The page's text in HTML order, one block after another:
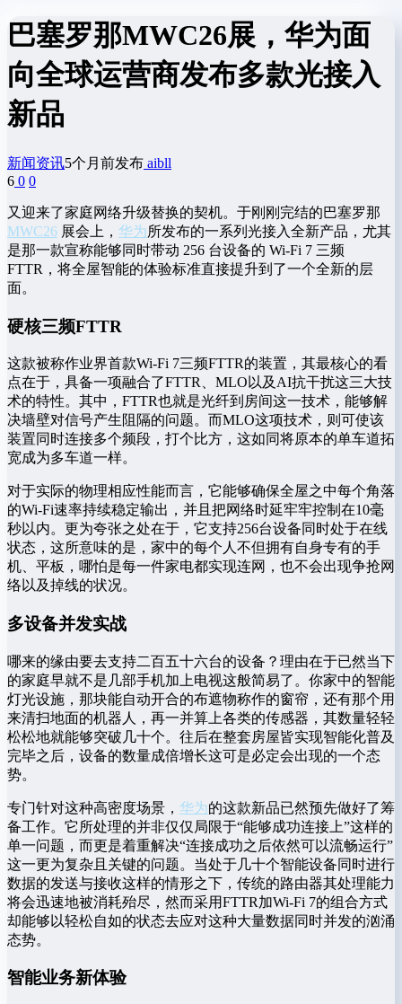
巴塞罗那MWC26展，华为面
向全球运营商发布多款光接入
新品
新闻资讯5个月前发布 aibll
6 0 0
又迎来了家庭网络升级替换的契机。于刚刚完结的巴塞罗那
MWC26 展会上， 华为所发布的一系列光接入全新产品，尤其
是那一款宣称能够同时带动 256 台设备的 Wi-Fi 7 三频
FTTR，将全屋智能的体验标准直接提升到了一个全新的层
面。
硬核三频FTTR
这款被称作业界首款Wi-Fi 7三频FTTR的装置，其最核心的看
点在于，具备一项融合了FTTR、MLO以及AI抗干扰这三大技
术的特性。其中，FTTR也就是光纤到房间这一技术，能够解
决墙壁对信号产生阻隔的问题。而MLO这项技术，则可使该
装置同时连接多个频段，打个比方，这如同将原本的单车道拓
宽成为多车道一样。
对于实际的物理相应性能而言，它能够确保全屋之中每个角落
的Wi-Fi速率持续稳定输出，并且把网络时延牢牢控制在10毫
秒以内。更为夸张之处在于，它支持256台设备同时处于在线
状态，这所意味的是，家中的每个人不但拥有自身专有的手
机、平板，哪怕是每一件家电都实现连网，也不会出现争抢网
络以及掉线的状况。
多设备并发实战
哪来的缘由要去支持二百五十六台的设备？理由在于已然当下
的家庭早就不是几部手机加上电视这般简易了。你家中的智能
灯光设施，那块能自动开合的布遮物称作的窗帘，还有那个用
来清扫地面的机器人，再一并算上各类的传感器，其数量轻轻
松松地就能够突破几十个。往后在整套房屋皆实现智能化普及
完毕之后，设备的数量成倍增长这可是必定会出现的一个态
势。
专门针对这种高密度场景， 华为的这款新品已然预先做好了筹
备工作。它所处理的并非仅仅局限于“能够成功连接上”这样的
单一问题，而更是着重解决“连接成功之后依然可以流畅运行”
这一更为复杂且关键的问题。当处于几十个智能设备同时进行
数据的发送与接收这样的情形之下，传统的路由器其处理能力
将会迅速地被消耗殆尽，然而采用FTTR加Wi-Fi 7的组合方式
却能够以轻松自如的状态去应对这种大量数据同时并发的汹涌
态势。
智能业务新体验